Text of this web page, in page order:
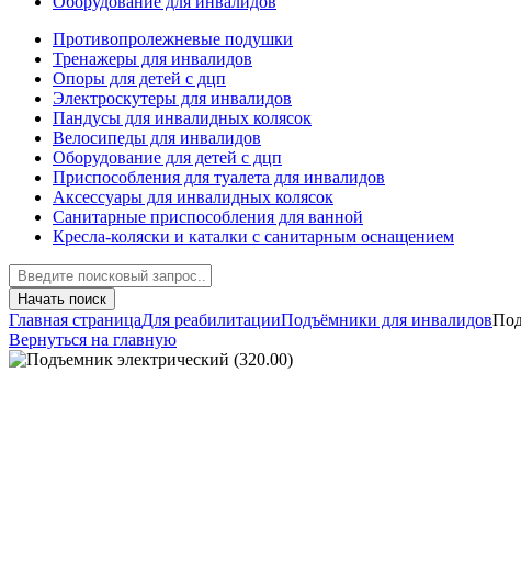
Противопролежневые подушки
Тренажеры для инвалидов
Опоры для детей с дцп
Электроскутеры для инвалидов
Пандусы для инвалидных колясок
Велосипеды для инвалидов
Оборудование для детей с дцп
Приспособления для туалета для инвалидов
Аксессуары для инвалидных колясок
Санитарные приспособления для ванной
Кресла-коляски и каталки с санитарным оснащением
Начать поиск
Главная страницаДля реабилитацииПодъёмники для инвалидов
Вернуться на главную